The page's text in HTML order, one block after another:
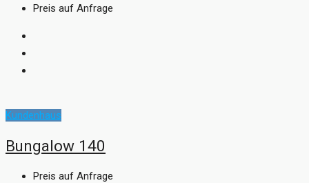
Preis auf Anfrage
Kundenhaus
Bungalow 140
Preis auf Anfrage